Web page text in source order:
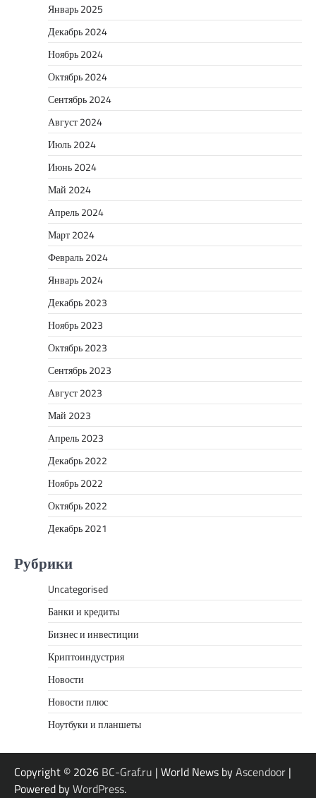
Январь 2025
Декабрь 2024
Ноябрь 2024
Октябрь 2024
Сентябрь 2024
Август 2024
Июль 2024
Июнь 2024
Май 2024
Апрель 2024
Март 2024
Февраль 2024
Январь 2024
Декабрь 2023
Ноябрь 2023
Октябрь 2023
Сентябрь 2023
Август 2023
Май 2023
Апрель 2023
Декабрь 2022
Ноябрь 2022
Октябрь 2022
Декабрь 2021
Рубрики
Uncategorised
Банки и кредиты
Бизнес и инвестиции
Криптоиндустрия
Новости
Новости плюс
Ноутбуки и планшеты
Copyright © 2026 BC-Graf.ru | World News byAscendoor |
Powered byWordPress.